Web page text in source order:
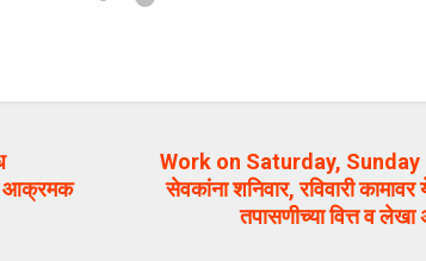
आक्रमक
Work on Saturday, Sunday |
सेवकांना शनिवार, रविवारी
तपासणीच्या वित्त व